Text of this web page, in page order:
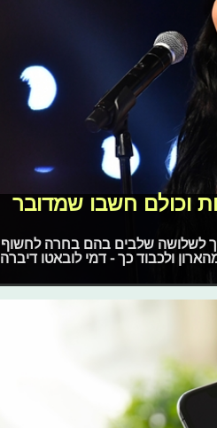
וכולם חשבו שמדובר
לשלושה שלבים בהם בחרה לחשוף
ולכבוד כך - דמי לובאטו דיברה